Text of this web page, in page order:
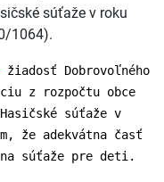
súťaže v roku
1064).
žiadosť Dobrovoľného
z rozpočtu obce
súťaže v
že adekvátna časť
súťaže pre deti.